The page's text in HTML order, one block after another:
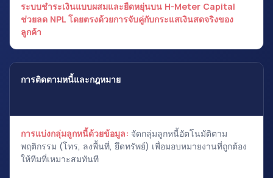
ระบบชำระเงินแบบผสมและยืดหยุ่นบน H-Meter Capital
ช่วยลด NPL โดยตรงด้วยการจับคู่กับกระแสเงินสดจริงของ
ลูกค้า
การติดตามหนี้และกฎหมาย
การแบ่งกลุ่มลูกหนี้ด้วยข้อมูล: จัดกลุ่มลูกหนี้อัตโนมัติตาม
พฤติกรรม (โทร, ลงพื้นที่, ยึดทรัพย์) เพื่อมอบหมายงานที่ถูกต้อง
ให้ทีมที่เหมาะสมทันที